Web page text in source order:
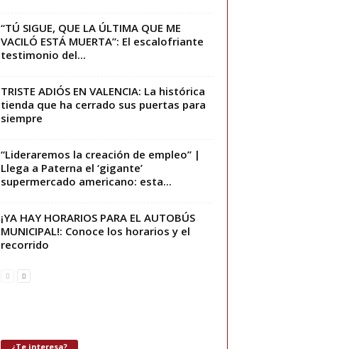
“TÚ SIGUE, QUE LA ÚLTIMA QUE ME
VACILÓ ESTÁ MUERTA”: El escalofriante
testimonio del...
TRISTE ADIÓS EN VALENCIA: La histórica
tienda que ha cerrado sus puertas para
siempre
“Lideraremos la creación de empleo” |
Llega a Paterna el ‘gigante’
supermercado americano: esta...
¡YA HAY HORARIOS PARA EL AUTOBÚS
MUNICIPAL!: Conoce los horarios y el
recorrido
¿Te interesa?